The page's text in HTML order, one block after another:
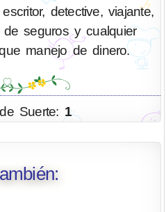
detective, viajante,
seguros y cualquier
manejo de dinero.
Suerte: 1